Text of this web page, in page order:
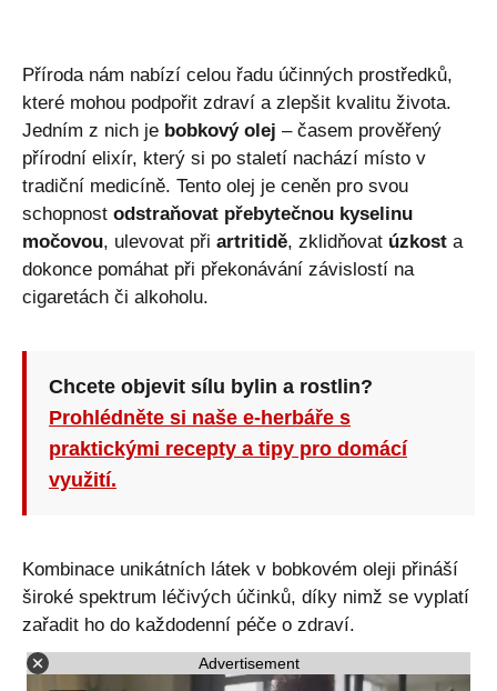
Příroda nám nabízí celou řadu účinných prostředků,
které mohou podpořit zdraví a zlepšit kvalitu života.
Jedním z nich je bobkový olej – časem prověřený
přírodní elixír, který si po staletí nachází místo v
tradiční medicíně. Tento olej je ceněn pro svou
schopnost odstraňovat přebytečnou kyselinu
močovou, ulevovat při artritidě, zklidňovat úzkost a
dokonce pomáhat při překonávání závislostí na
cigaretách či alkoholu.
Chcete objevit sílu bylin a rostlin?
Prohlédněte si naše e-herbáře s
praktickými recepty a tipy pro domácí
využití.
Kombinace unikátních látek v bobkovém oleji přináší
široké spektrum léčivých účinků, díky nimž se vyplatí
zařadit ho do každodenní péče o zdraví.
Advertisement